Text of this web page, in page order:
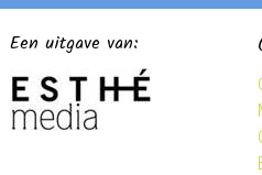
Een uitgave van: